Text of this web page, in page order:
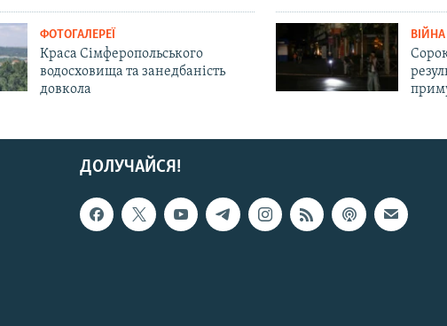
ФОТОГАЛЕРЕЇ
Краса Сімферопольського
водосховища та занедбаність
довкола
ДОЛУЧАЙСЯ!